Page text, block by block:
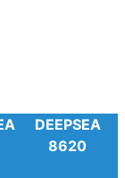
DEEPSEA
8620